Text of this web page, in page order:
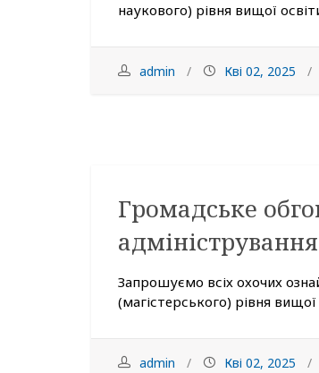
наукового) рівня вищої
admin Кві 02, 2025
Громадське
Запрошуємо всіх охочих
(магістерського) рівня вищої
admin Кві 02, 2025